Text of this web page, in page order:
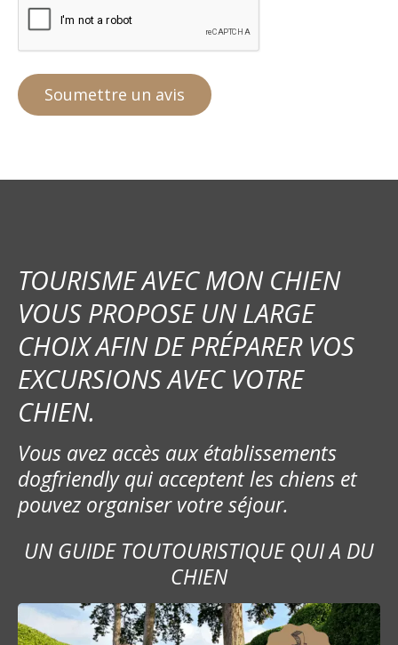
TOURISME AVEC MON CHIEN
VOUS PROPOSE UN LARGE
CHOIX AFIN DE PRÉPARER VOS
EXCURSIONS AVEC VOTRE
CHIEN.
Vous avez accès aux établissements
dogfriendly qui acceptent les chiens et
pouvez organiser votre séjour.
UN GUIDE TOUTOURISTIQUE QUI A DU
CHIEN